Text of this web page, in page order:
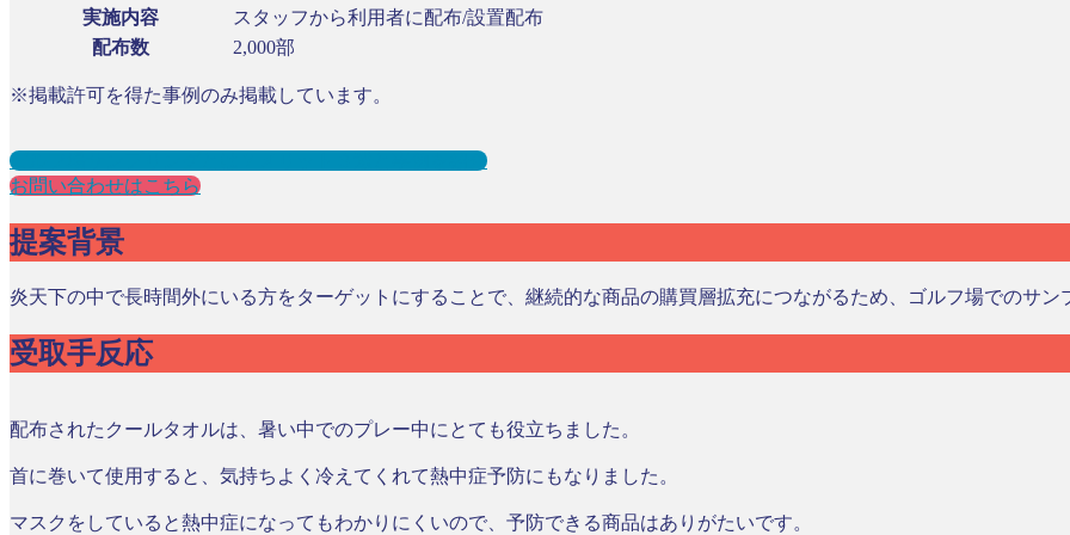
実施内容
スタッフから利用者に配布/設置配布
配布数
2,000部
※掲載許可を得た事例のみ掲載しています。
ゴルフ場サンプリングとは？メリット３選と事例を紹介
お問い合わせはこちら
提案背景
炎天下の中で長時間外にいる方をターゲットにすることで、継続的な商品の購買層拡充につながるため、ゴルフ場でのサン
受取手反応
配布されたクールタオルは、暑い中でのプレー中にとても役立ちました。
首に巻いて使用すると、気持ちよく冷えてくれて熱中症予防にもなりました。
マスクをしていると熱中症になってもわかりにくいので、予防できる商品はありがたいです。